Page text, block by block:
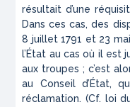
résultait d’une
Dans ces cas, des
8 juillet 1791 et 23
l’État au cas où il est
aux troupes ; c’est
au Conseil d’État,
réclamation. (Cf. loi